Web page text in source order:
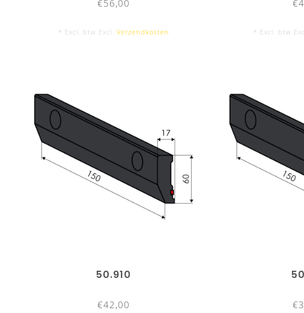
€56,00
* Excl. btw Excl.Verzendkosten * Excl. btw
50.910
€42,00